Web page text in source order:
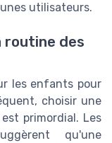
utilisateurs.
routine des
les enfants pour
choisir une
primordial. Les
qu'une